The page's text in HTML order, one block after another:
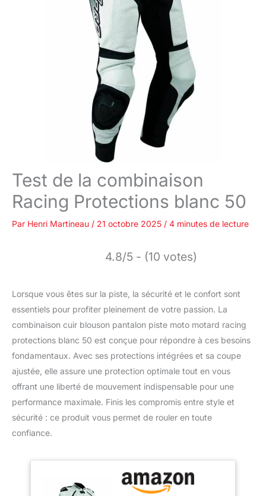
Test de la combinaison
Racing Protections blanc 50
Par Henri Martineau / 21 octobre 2025 / 4 minutes de lecture
4.8/5 - (10 votes)
Lorsque vous êtes sur la piste, la sécurité et le confort sont
essentiels pour profiter pleinement de votre passion. La
combinaison cuir blouson pantalon piste moto motard racing
protections blanc 50 est conçue pour répondre à ces besoins
fondamentaux. Avec ses protections intégrées et sa coupe
ajustée, elle assure une protection optimale tout en vous
offrant une liberté de mouvement indispensable pour une
performance maximale. Finis les compromis entre style et
sécurité : ce produit vous permet de rouler en toute
confiance.